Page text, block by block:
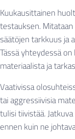
Kuukausittainen
testauksen.
säätöjen tarkkuus ja
Tässä yhteydessä
materiaalista ja
Vaativissa
tai aggressiivisia
tulisi tiivistää.
ennen kuin ne